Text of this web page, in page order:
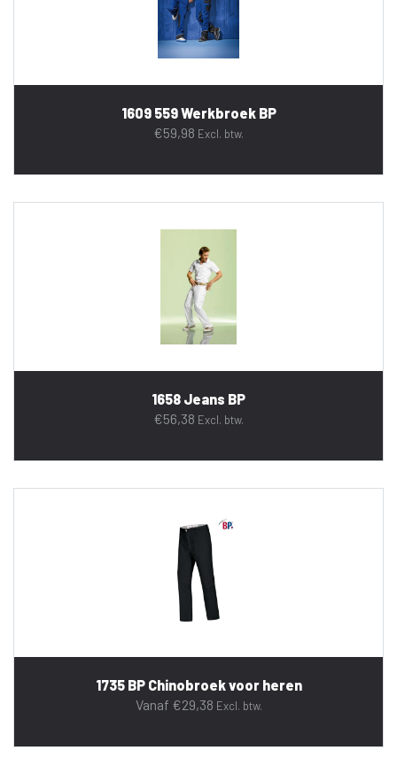
1609 559 Werkbroek BP
€59,98 Excl. btw.
1658 Jeans BP
€56,38 Excl. btw.
1735 BP Chinobroek voor heren
Vanaf €29,38 Excl. btw.